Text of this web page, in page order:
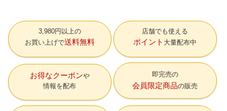
3,980円以上の
お買い上げで送料無料
店舗でも使える
ポイント 大量配布中
お得なクーポン
情報を配布
即完売の
会員限定商品の販売